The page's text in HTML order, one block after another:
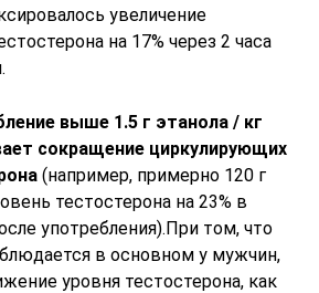
увеличение
на 17% через 2 часа
выше 1.5 г этанола / кг
сокращение циркулирующих
(например, примерно 120 г
тестостерона на 23% в
употребления).При том, что
в основном у мужчин,
уровня тестостерона, как